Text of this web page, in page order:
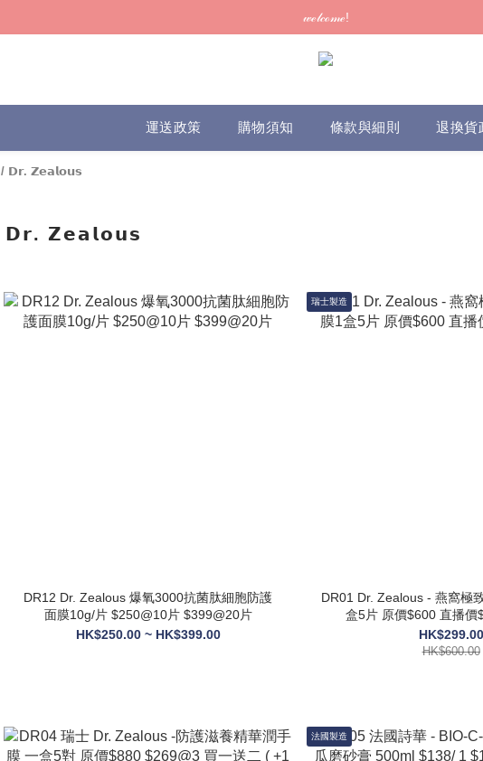
訂單可供取貨/發貨後會發出電郵通知，請填妥正確資料 (*通知以
𝓌ℯ𝓁𝒸ℴ𝓂ℯ!
訂單可供取貨/發貨後會發出電郵通知，請填妥正確資料 (*通知以
運送政策 購物須知 條款與細則 退換貨
/ 𝗗𝗿. 𝗭𝗲𝗮𝗹𝗼𝘂𝘀
𝗗𝗿. 𝗭𝗲𝗮𝗹𝗼𝘂𝘀
DR12 Dr. Zealous 爆氧3000抗菌肽細胞防護
面膜10g/片 $250@10片 $399@20片
HK$250.00 ~ HK$399.00
瑞士製造
DR01 Dr. Zealous - 燕窩極致鎖水美顏面頸膜1
盒5片 原價$600 直播價
HK$299.00
HK$600.00
法國製造